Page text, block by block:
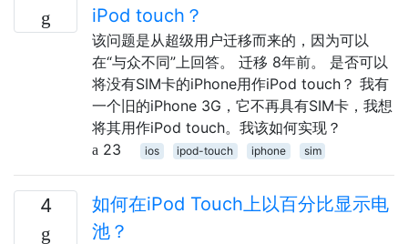
iPod touch？
该问题是从超级用户迁移而来的，因为可以
在“与众不同”上回答。 迁移 8年前。 是否可以
将没有SIM卡的iPhone用作iPod touch？ 我有
一个旧的iPhone 3G，它不再具有SIM卡，我想
将其用作iPod touch。我该如何实现？
23
ios ipod-touch iphone sim
4
如何在iPod Touch上以百分比显示电
池？